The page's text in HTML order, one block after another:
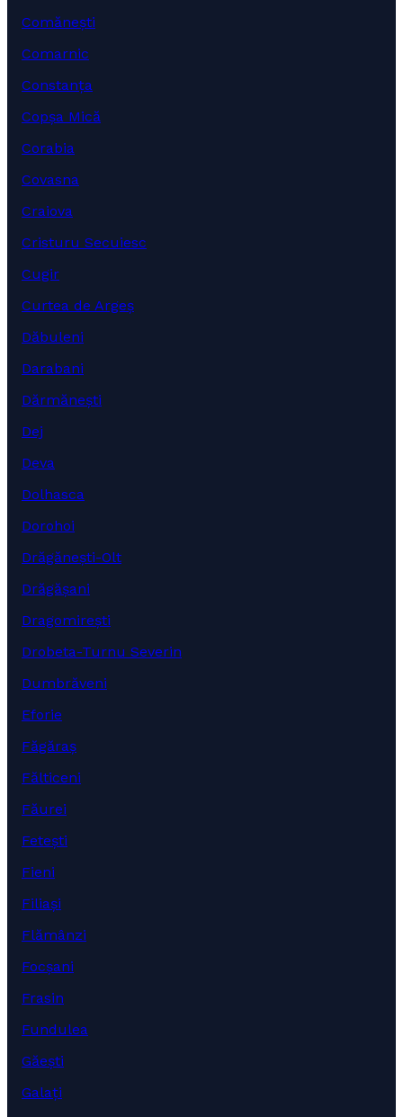
Comănești
Comarnic
Constanța
Copșa Mică
Corabia
Covasna
Craiova
Cristuru Secuiesc
Cugir
Curtea de Argeș
Dăbuleni
Darabani
Dărmănești
Dej
Deva
Dolhasca
Dorohoi
Drăgănești-Olt
Drăgășani
Dragomirești
Drobeta-Turnu Severin
Dumbrăveni
Eforie
Făgăraș
Fălticeni
Făurei
Fetești
Fieni
Filiași
Flămânzi
Focșani
Frasin
Fundulea
Găești
Galați